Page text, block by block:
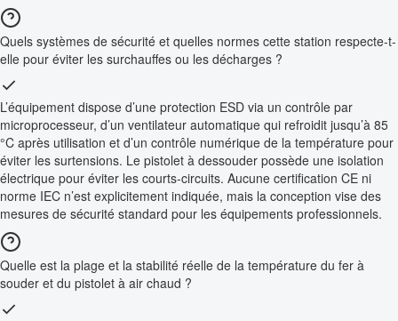
Quels systèmes de sécurité et quelles normes cette station respecte-t-
elle pour éviter les surchauffes ou les décharges ?
L’équipement dispose d’une protection ESD via un contrôle par
microprocesseur, d’un ventilateur automatique qui refroidit jusqu’à 85
°C après utilisation et d’un contrôle numérique de la température pour
éviter les surtensions. Le pistolet à dessouder possède une isolation
électrique pour éviter les courts-circuits. Aucune certification CE ni
norme IEC n’est explicitement indiquée, mais la conception vise des
mesures de sécurité standard pour les équipements professionnels.
Quelle est la plage et la stabilité réelle de la température du fer à
souder et du pistolet à air chaud ?